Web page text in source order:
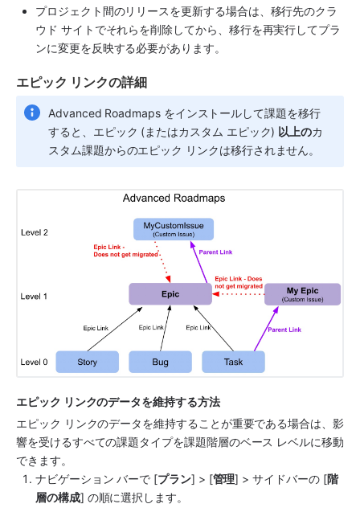
プロジェクト間のリリースを更新する場合は、移行先のクラ
ウド サイトでそれらを削除してから、移行を再実行してプラ
ンに変更を反映する必要があります。
エピック リンクの詳細
Advanced Roadmaps をインストールして課題を移行
すると、エピック (またはカスタム エピック) 以上のカ
スタム課題からのエピック リンクは移行されません。
エピック リンクのデータを維持する方法
エピック リンクのデータを維持することが重要である場合は、影
響を受けるすべての課題タイプを課題階層のベース レベルに移動
できます。
ナビゲーション バーで [プラン] > [管理] > サイドバーの [階
層の構成] の順に選択します。